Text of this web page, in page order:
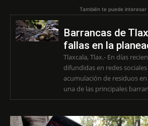
También te puede interesar
Barrancas de
fallas en la
Tlaxcala, Tlax.- En días
difundidas en redes
acumulación de residuos
una de las principales